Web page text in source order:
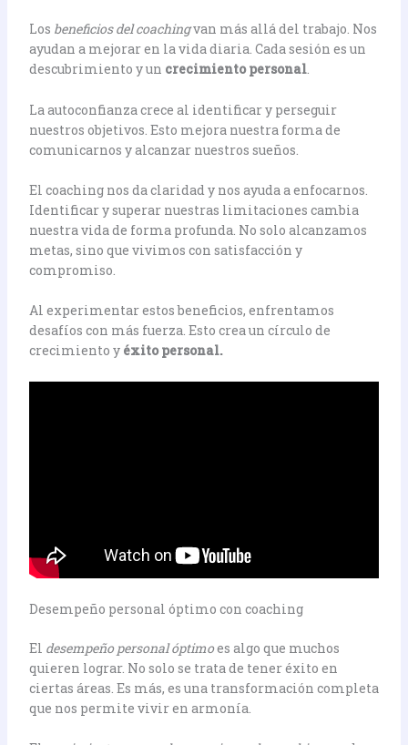
Los beneficios del coachingvan más allá del trabajo. Nos
ayudan a mejorar en la vida diaria. Cada sesión es un
descubrimiento y un crecimiento personal.
La autoconfianza crece al identificar y perseguir
nuestros objetivos. Esto mejora nuestra forma de
comunicarnos y alcanzar nuestros sueños.
El coaching nos da claridad y nos ayuda a enfocarnos.
Identificar y superar nuestras limitaciones cambia
nuestra vida de forma profunda. No solo alcanzamos
metas, sino que vivimos con satisfacción y
compromiso.
Al experimentar estos beneficios, enfrentamos
desafíos con más fuerza. Esto crea un círculo de
crecimiento y éxito personal.
Desempeño personal óptimo con coaching
El desempeño personal óptimoes algo que muchos
quieren lograr. No solo se trata de tener éxito en
ciertas áreas. Es más, es una transformación completa
que nos permite vivir en armonía.